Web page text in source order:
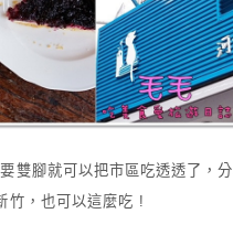
雙腳就可以把市區吃透透了，
竹，也可以這麼吃 !